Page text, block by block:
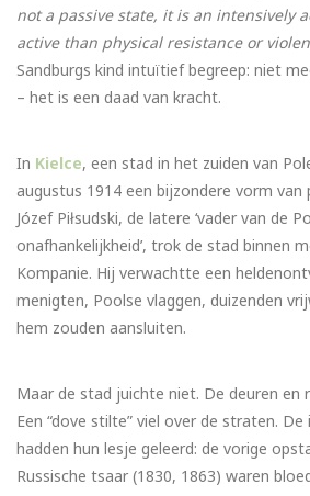
not a passive state, it is an intensively
active than physical resistance or
Sandburgs kind intuïtief begreep: niet
– het is een daad van kracht.
In Kielce, een stad in het zuiden van
augustus 1914 een bijzondere vorm van
Józef Piłsudski, de latere ‘vader van de
onafhankelijkheid’, trok de stad binnen
Kompanie. Hij verwachtte een
menigten, Poolse vlaggen, duizenden
hem zouden aansluiten.
Maar de stad juichte niet. De deuren en
Een “dove stilte” viel over de straten. De
hadden hun lesje geleerd: de vorige
Russische tsaar (1830, 1863) waren